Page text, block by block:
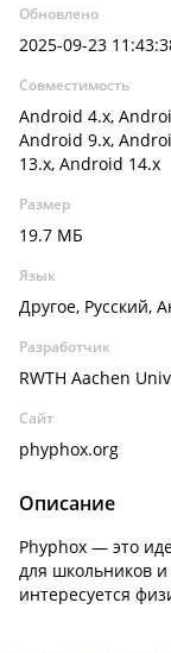
Обновлено
2025-09-23
Совместимость
Android 4.x,
Android 9.x,
13.x, Android 14.x
Размер
19.7 МБ
Язык
Другое, Русский,
Разработчик
RWTH Aachen
Сайт
phyphox.org
Описание
Phyphox — это
для школьников и
интересуется